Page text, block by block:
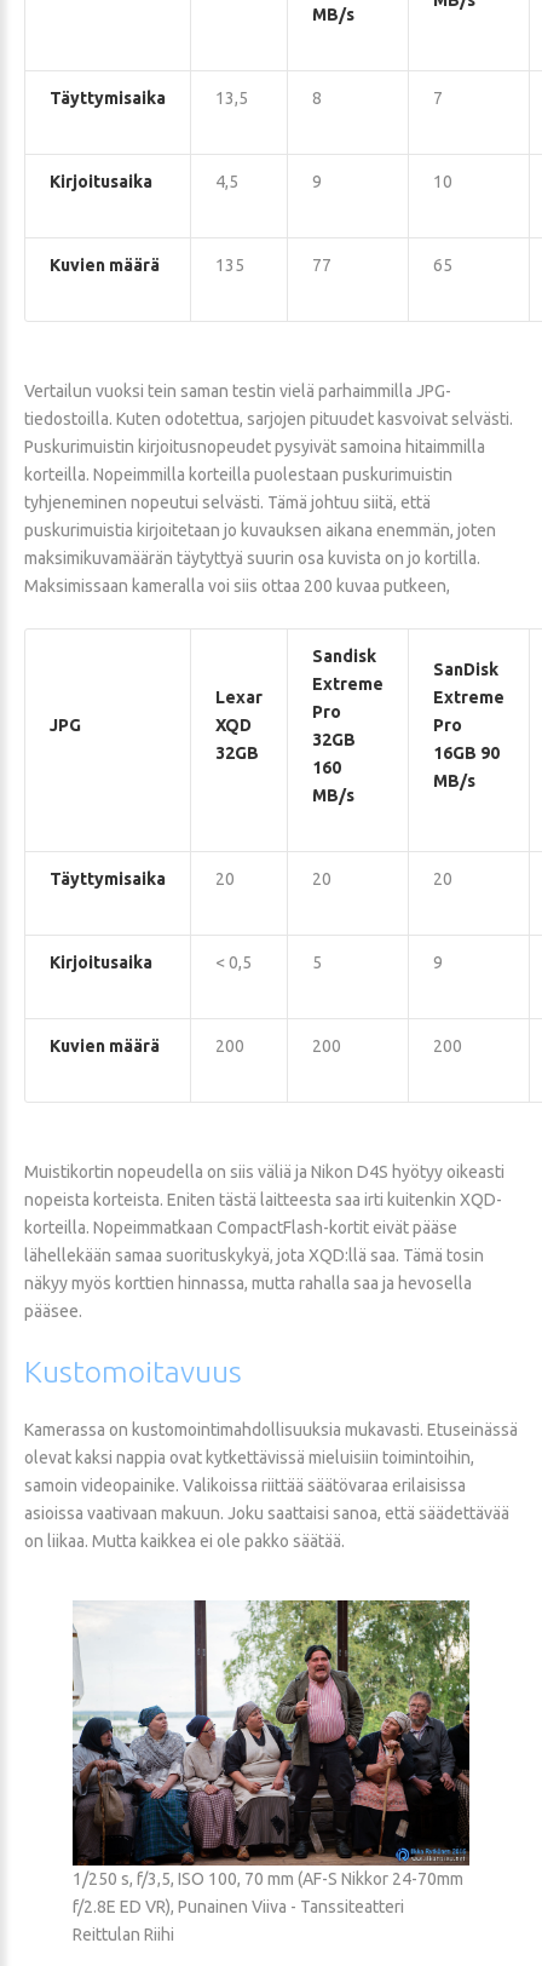
MB/s
Täyttymisaika 13,5 8 7
Kirjoitusaika 4,5 9 10
Kuvien määrä 135 77 65
Vertailun vuoksi tein saman testin vielä parhaimmilla JPG-
tiedostoilla. Kuten odotettua, sarjojen pituudet kasvoivat selvästi.
Puskurimuistin kirjoitusnopeudet pysyivät samoina hitaimmilla
korteilla. Nopeimmilla korteilla puolestaan puskurimuistin
tyhjeneminen nopeutui selvästi. Tämä johtuu siitä, että
puskurimuistia kirjoitetaan jo kuvauksen aikana enemmän, joten
maksimikuvamäärän täytyttyä suurin osa kuvista on jo kortilla.
Maksimissaan kameralla voi siis ottaa 200 kuvaa putkeen,
JPG
Lexar
XQD
32GB
Sandisk
Extreme
Pro
32GB
160
MB/s
SanDisk
Extreme
Pro
16GB 90
MB/s
Täyttymisaika 20 20 20
Kirjoitusaika < 0,5 5 9
Kuvien määrä 200 200 200
Muistikortin nopeudella on siis väliä ja Nikon D4S hyötyy oikeasti
nopeista korteista. Eniten tästä laitteesta saa irti kuitenkin XQD-
korteilla. Nopeimmatkaan CompactFlash-kortit eivät pääse
lähellekään samaa suorituskykyä, jota XQD:llä saa. Tämä tosin
näkyy myös korttien hinnassa, mutta rahalla saa ja hevosella
pääsee.
Kustomoitavuus
Kamerassa on kustomointimahdollisuuksia mukavasti. Etuseinässä
olevat kaksi nappia ovat kytkettävissä mieluisiin toimintoihin,
samoin videopainike. Valikoissa riittää säätövaraa erilaisissa
asioissa vaativaan makuun. Joku saattaisi sanoa, että säädettävää
on liikaa. Mutta kaikkea ei ole pakko säätää.
1/250 s, f/3,5, ISO 100, 70 mm (AF-S Nikkor 24-70mm
f/2.8E ED VR), Punainen Viiva - Tanssiteatteri
Reittulan Riihi